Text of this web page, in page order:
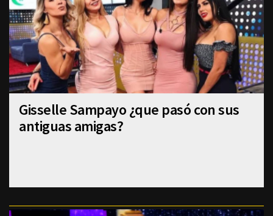
Gisselle Sampayo ¿que pasó con sus
antiguas amigas?